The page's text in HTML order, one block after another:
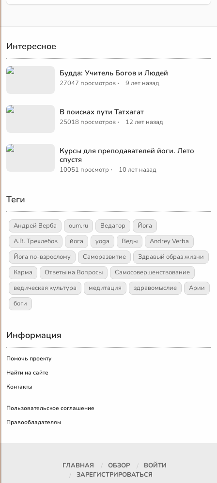
Интересное
Будда: Учитель Богов и Людей
27047 просмотров · 9 лет назад
В поисках пути Татхагат
25018 просмотров · 12 лет назад
Курсы для преподавателей йоги. Лето
спустя
10051 просмотр · 10 лет назад
Теги
Андрей Верба oum.ru Ведагор
Йога
А.В. Трехлебов
йога yoga Веды
Andrey Verba
Йога по-взрослому
Саморазвитие
Здравый образ жизни
Карма
Ответы на Вопросы
Самосовершенствование
ведическая культура
медитация здравомыслие
Арии
боги
Информация
Помочь проекту
Найти на сайте
Контакты
Пользовательское соглашение
Правообладателям
ГЛАВНАЯ ОБЗОР
ВОЙТИ
ЗАРЕГИСТРИРОВАТЬСЯ